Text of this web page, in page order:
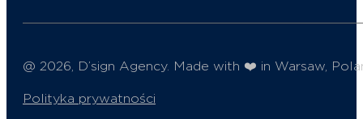
@ 2026, D’sign Agency. Made with ❤️ in Warsaw,
Polityka prywatności